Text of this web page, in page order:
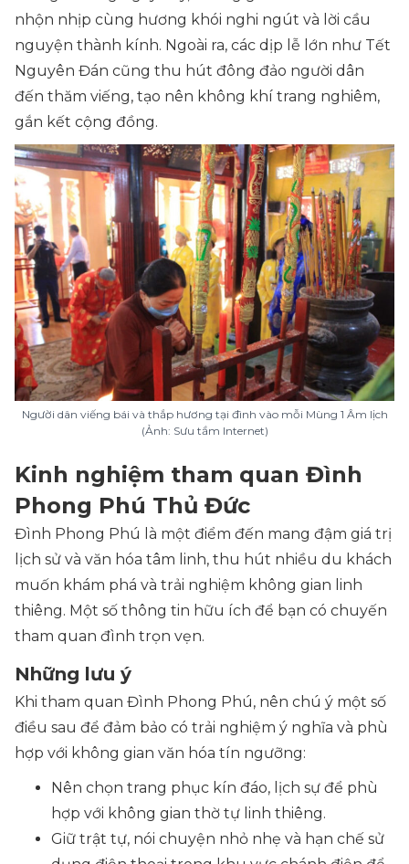
nhộn nhịp cùng hương khói nghi ngút và lời cầu
nguyện thành kính. Ngoài ra, các dịp lễ lớn như Tết
Nguyên Đán cũng thu hút đông đảo người dân
đến thăm viếng, tạo nên không khí trang nghiêm,
gắn kết cộng đồng.
Người dân viếng bái và thắp hương tại đình vào mỗi Mùng 1 Âm lịch
(Ảnh: Sưu tầm Internet)
Kinh nghiệm tham quan Đình
Phong Phú Thủ Đức
Đình Phong Phú là một điểm đến mang đậm giá trị
lịch sử và văn hóa tâm linh, thu hút nhiều du khách
muốn khám phá và trải nghiệm không gian linh
thiêng. Một số thông tin hữu ích để bạn có chuyến
tham quan đình trọn vẹn.
Những lưu ý
Khi tham quan Đình Phong Phú, nên chú ý một số
điều sau để đảm bảo có trải nghiệm ý nghĩa và phù
hợp với không gian văn hóa tín ngưỡng:
Nên chọn trang phục kín đáo, lịch sự để phù
hợp với không gian thờ tự linh thiêng.
Giữ trật tự, nói chuyện nhỏ nhẹ và hạn chế sử